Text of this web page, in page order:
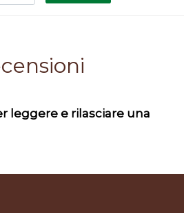
leggere e rilasciare una